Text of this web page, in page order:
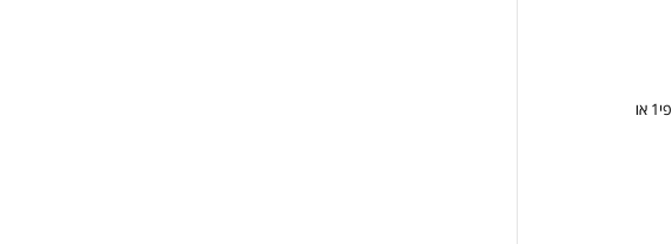
ציון 80 ומעלה בכל אחד וממוצע 85 ומעלה בקורסים הבאים: חדו"א 1א' או חדו"א 1ב' או אלגברה ליניארית, באוניברסיטת תל אביב, או אינפי1 או